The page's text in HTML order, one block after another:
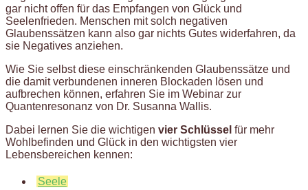
gar nicht offen für das Empfangen von Glück und
Seelenfrieden. Menschen mit solch negativen
Glaubenssätzen kann also gar nichts Gutes widerfahren, da
sie Negatives anziehen.
Wie Sie selbst diese einschränkenden Glaubenssätze und
die damit verbundenen inneren Blockaden lösen und
aufbrechen können, erfahren Sie im Webinar zur
Quantenresonanz von Dr. Susanna Wallis.
Dabei lernen Sie die wichtigen vier Schlüssel für mehr
Wohlbefinden und Glück in den wichtigsten vier
Lebensbereichen kennen:
Seele